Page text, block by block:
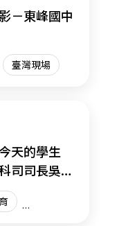
－東峰國中
臺灣現場
天的學生
司司長吳穎